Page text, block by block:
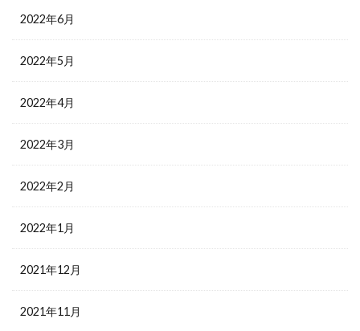
2022年6月
2022年5月
2022年4月
2022年3月
2022年2月
2022年1月
2021年12月
2021年11月